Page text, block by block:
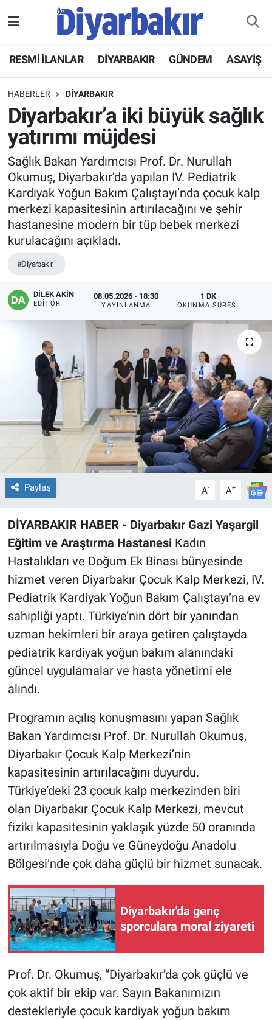
RESMİ İLANLAR DİYARBAKIR GÜNDEM ASAYİŞ
HABERLER DİYARBAKIR
Diyarbakır’a iki büyük sağlık
yatırımı müjdesi
Sağlık Bakan Yardımcısı Prof. Dr. Nurullah
Okumuş, Diyarbakır’da yapılan IV. Pediatrik
Kardiyak Yoğun Bakım Çalıştayı’nda çocuk kalp
merkezi kapasitesinin artırılacağını ve şehir
hastanesine modern bir tüp bebek merkezi
kurulacağını açıkladı.
#Diyarbakır
DİLEK AKİN
EDITÖR
08.05.2026 - 18:30
YAYINLANMA
1 DK
OKUNMA SÜRESI
Paylaş A- A+
DİYARBAKIR HABER - Diyarbakır Gazi Yaşargil
Eğitim ve Araştırma Hastanesi Kadın
Hastalıkları ve Doğum Ek Binası bünyesinde
hizmet veren Diyarbakır Çocuk Kalp Merkezi, IV.
Pediatrik Kardiyak Yoğun Bakım Çalıştayı’na ev
sahipliği yaptı. Türkiye’nin dört bir yanından
uzman hekimleri bir araya getiren çalıştayda
pediatrik kardiyak yoğun bakım alanındaki
güncel uygulamalar ve hasta yönetimi ele
alındı.
Programın açılış konuşmasını yapan Sağlık
Bakan Yardımcısı Prof. Dr. Nurullah Okumuş,
Diyarbakır Çocuk Kalp Merkezi’nin
kapasitesinin artırılacağını duyurdu.
Türkiye’deki 23 çocuk kalp merkezinden biri
olan Diyarbakır Çocuk Kalp Merkezi, mevcut
fiziki kapasitesinin yaklaşık yüzde 50 oranında
artırılmasıyla Doğu ve Güneydoğu Anadolu
Bölgesi’nde çok daha güçlü bir hizmet sunacak.
Diyarbakır'da genç
sporculara moral ziyareti
Prof. Dr. Okumuş, “Diyarbakır’da çok güçlü ve
çok aktif bir ekip var. Sayın Bakanımızın
destekleriyle çocuk kardiyak yoğun bakım
ASAYİŞ
DİYARBAKIR
EKONOMİ
GÜNDEM
BÖLGE
DÜNYA
KÜLTÜR SANAT
EĞİTİM
ÖZEL HABER
POLİTİKA
SAĞLIK
SPOR
TEKNOLOJİ
Hava Durumu
Namaz Vakitleri
Trafik Durumu
Süper Lig Puan Durumu ve Fikstür
Tüm Manşetler
Son Dakika Haberleri
Haber Arşivi